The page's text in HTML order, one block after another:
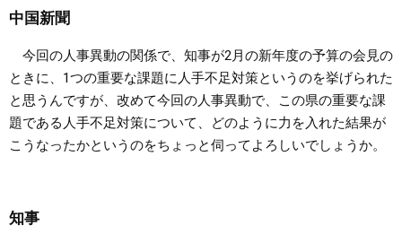
中国新聞
今回の人事異動の関係で、知事が2月の新年度の予算の会見の
ときに、1つの重要な課題に人手不足対策というのを挙げられた
と思うんですが、改めて今回の人事異動で、この県の重要な課
題である人手不足対策について、どのように力を入れた結果が
こうなったかというのをちょっと伺ってよろしいでしょうか。
知事